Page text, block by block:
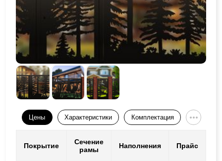
Цены Характеристики Комплектация
Покрытие
Сечение
рамы
Наполнения Прайс